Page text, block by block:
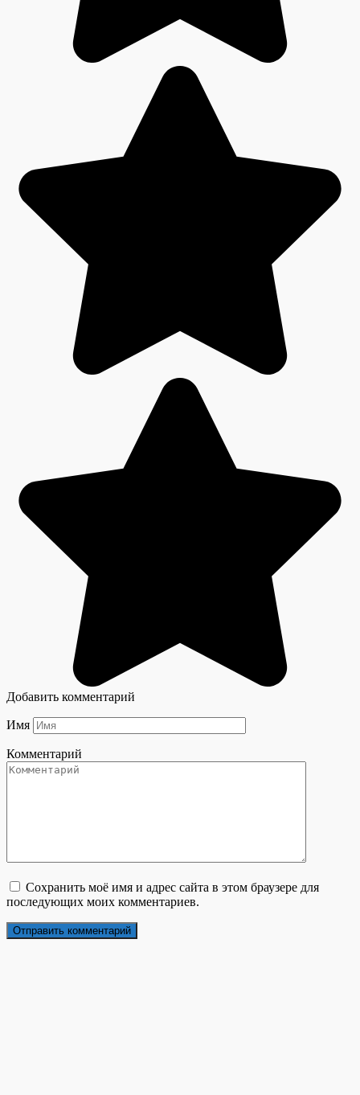
Добавить комментарий
Имя
Комментарий
Сохранить моё имя и адрес сайта в этом браузере для
последующих моих комментариев.